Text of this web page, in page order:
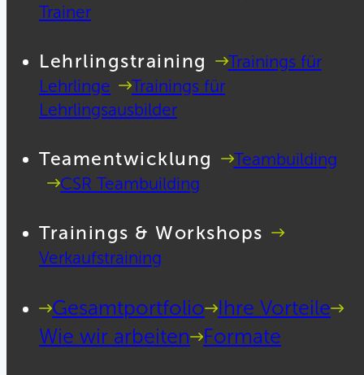
Trainer
Lehrlingstraining
Trainings für
Lehrlinge
Trainings für
Lehrlingsausbilder
Teamentwicklung
Teambuilding
CSR Teambuilding
Trainings & Workshops
Verkaufstraining
Gesamtportfolio
Ihre Vorteile
Wie wir arbeiten
Formate